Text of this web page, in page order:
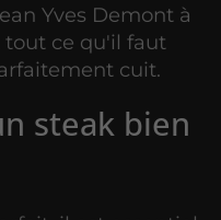
Yves Demont à
tout ce qu'il faut
cuit.
steak bien